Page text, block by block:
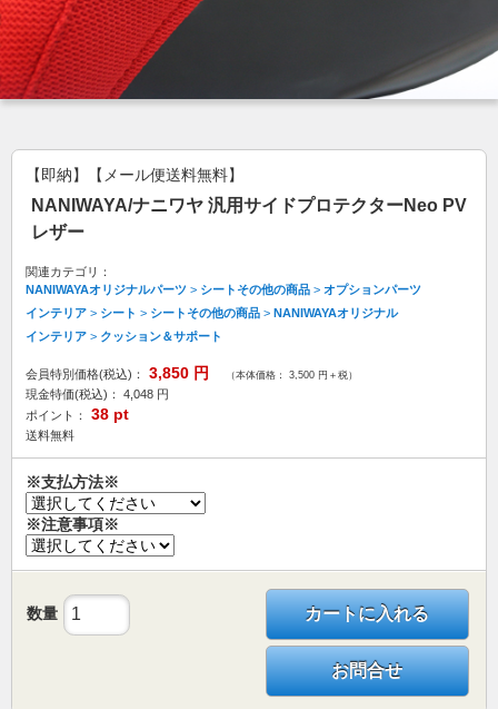
【即納】【メール便送料無料】
NANIWAYA/ナニワヤ 汎用サイドプロテクターNeo PV
レザー
関連カテゴリ：
NANIWAYAオリジナルパーツ > シートその他の商品 > オプションパーツ
インテリア > シート > シートその他の商品 > NANIWAYAオリジナル
インテリア > クッション＆サポート
会員特別価格(税込)： 3,850 円 （本体価格： 3,500 円＋税）
現金特価(税込)： 4,048 円
ポイント：
38 pt
送料無料
※支払方法※
※注意事項※
数量 カートに入れる
お問合せ